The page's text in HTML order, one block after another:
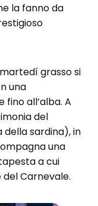
la fanno da
grasso si
una
all’alba. A
del
della sardina), in
una
a cui
Carnevale.